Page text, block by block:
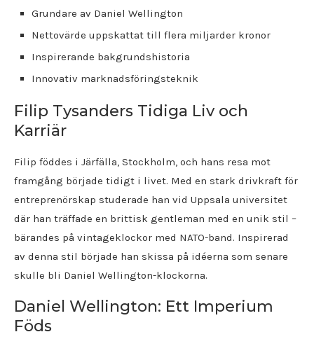
Grundare av Daniel Wellington
Nettovärde uppskattat till flera miljarder kronor
Inspirerande bakgrundshistoria
Innovativ marknadsföringsteknik
Filip Tysanders Tidiga Liv och
Karriär
Filip föddes i Järfälla, Stockholm, och hans resa mot
framgång började tidigt i livet. Med en stark drivkraft för
entreprenörskap studerade han vid Uppsala universitet
där han träffade en brittisk gentleman med en unik stil –
bärandes på vintageklockor med NATO-band. Inspirerad
av denna stil började han skissa på idéerna som senare
skulle bli Daniel Wellington-klockorna.
Daniel Wellington: Ett Imperium
Föds